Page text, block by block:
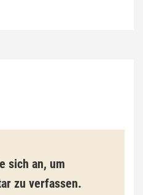
sich an, um
zu verfassen.